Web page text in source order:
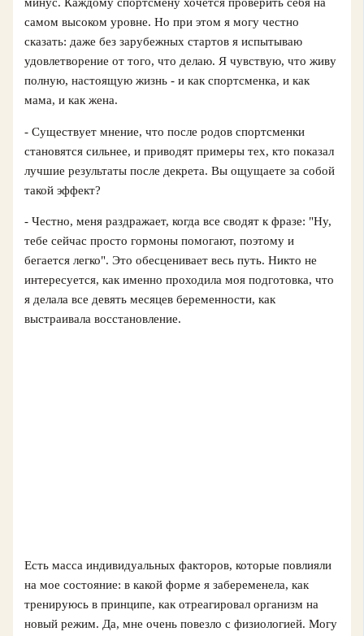
самом высоком уровне. Но при этом я могу честно
сказать: даже без зарубежных стартов я испытываю
удовлетворение от того, что делаю. Я чувствую, что живу
полную, настоящую жизнь - и как спортсменка, и как
мама, и как жена.
- Существует мнение, что после родов спортсменки
становятся сильнее, и приводят примеры тех, кто показал
лучшие результаты после декрета. Вы ощущаете за собой
такой эффект?
- Честно, меня раздражает, когда все сводят к фразе: "Ну,
тебе сейчас просто гормоны помогают, поэтому и
бегается легко". Это обесценивает весь путь. Никто не
интересуется, как именно проходила моя подготовка, что
я делала все девять месяцев беременности, как
выстраивала восстановление.
Есть масса индивидуальных факторов, которые повлияли
на мое состояние: в какой форме я забеременела, как
тренируюсь в принципе, как отреагировал организм на
новый режим. Да, мне очень повезло с физиологией. Могу